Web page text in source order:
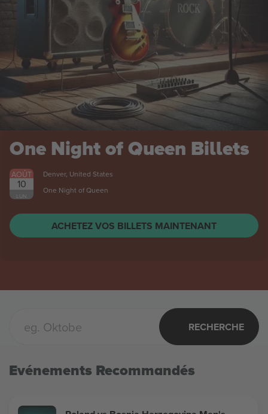
One Night of Queen Billets
AOÛT
10
LUN.
Denver, United States
One Night of Queen
ACHETEZ VOS BILLETS MAINTENANT
RECHERCHE
Evénements Recommandés